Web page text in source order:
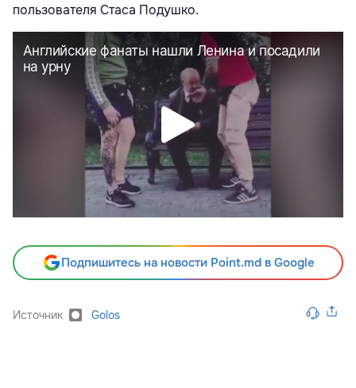
пользователя Стаса Подушко.
Подпишитесь на новости Point.md в Google
Источник Golos